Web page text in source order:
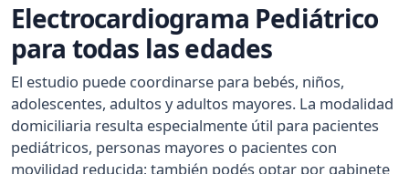
Electrocardiograma Pediátrico
para todas las edades
El estudio puede coordinarse para bebés, niños,
adolescentes, adultos y adultos mayores. La modalidad
domiciliaria resulta especialmente útil para pacientes
pediátricos, personas mayores o pacientes con
movilidad reducida; también podés optar por gabinete